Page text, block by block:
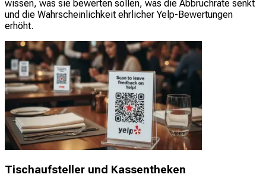
wissen, was sie bewerten sollen, was die Abbruchrate senkt
und die Wahrscheinlichkeit ehrlicher Yelp-Bewertungen
erhöht.
Tischaufsteller und Kassentheken